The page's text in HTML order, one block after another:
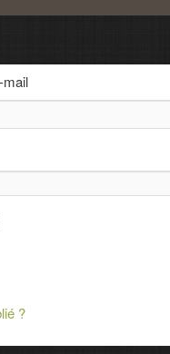
mail
?